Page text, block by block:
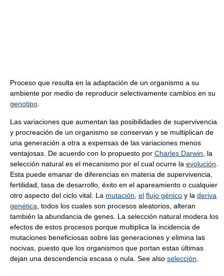
Proceso que resulta en la adaptación de un organismo a su
ambiente por medio de reproducir selectivamente cambios en su
genotipo
Las variaciones que aumentan las posibilidades de supervivencia
y procreación de un organismo se conservan y se multiplican de
una generación a otra a expensas de las variaciones menos
ventajosas. De acuerdo con lo propuesto por Charles Darwin , la
selección natural es el mecanismo por el cual ocurre la evolución
Esta puede emanar de diferencias en materia de supervivencia,
fertilidad, tasa de desarrollo, éxito en el apareamiento o cualquier
otro aspecto del ciclo vital. La mutación el flujo génico y la deriva
genética , todos los cuales son procesos aleatorios, alteran
también la abundancia de genes. La selección natural modera los
efectos de estos procesos porque multiplica la incidencia de
mutaciones beneficiosas sobre las generaciones y elimina las
nocivas, puesto que los organismos que portan estas últimas
dejan una descendencia escasa o nula. See also selección